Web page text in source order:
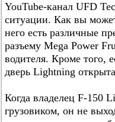
YouTube-канал UFD
ситуации. Как вы
него есть различные
разъему Mega Power
водителя. Кроме того,
дверь Lightning
Когда владелец F-150
грузовиком, он не